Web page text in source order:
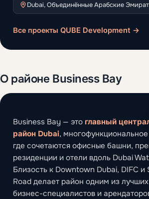
Dubai, Объединённые Арабские
Все проекты QUBE Development →
О районе Business Bay
Business Bay — это главный
район Dubai,
где сочетаются офисные башни,
резиденции и отели вдоль Dubai
Близость к Downtown Dubai, DIFC и
Road делает район одним из
бизнес-специалистов и